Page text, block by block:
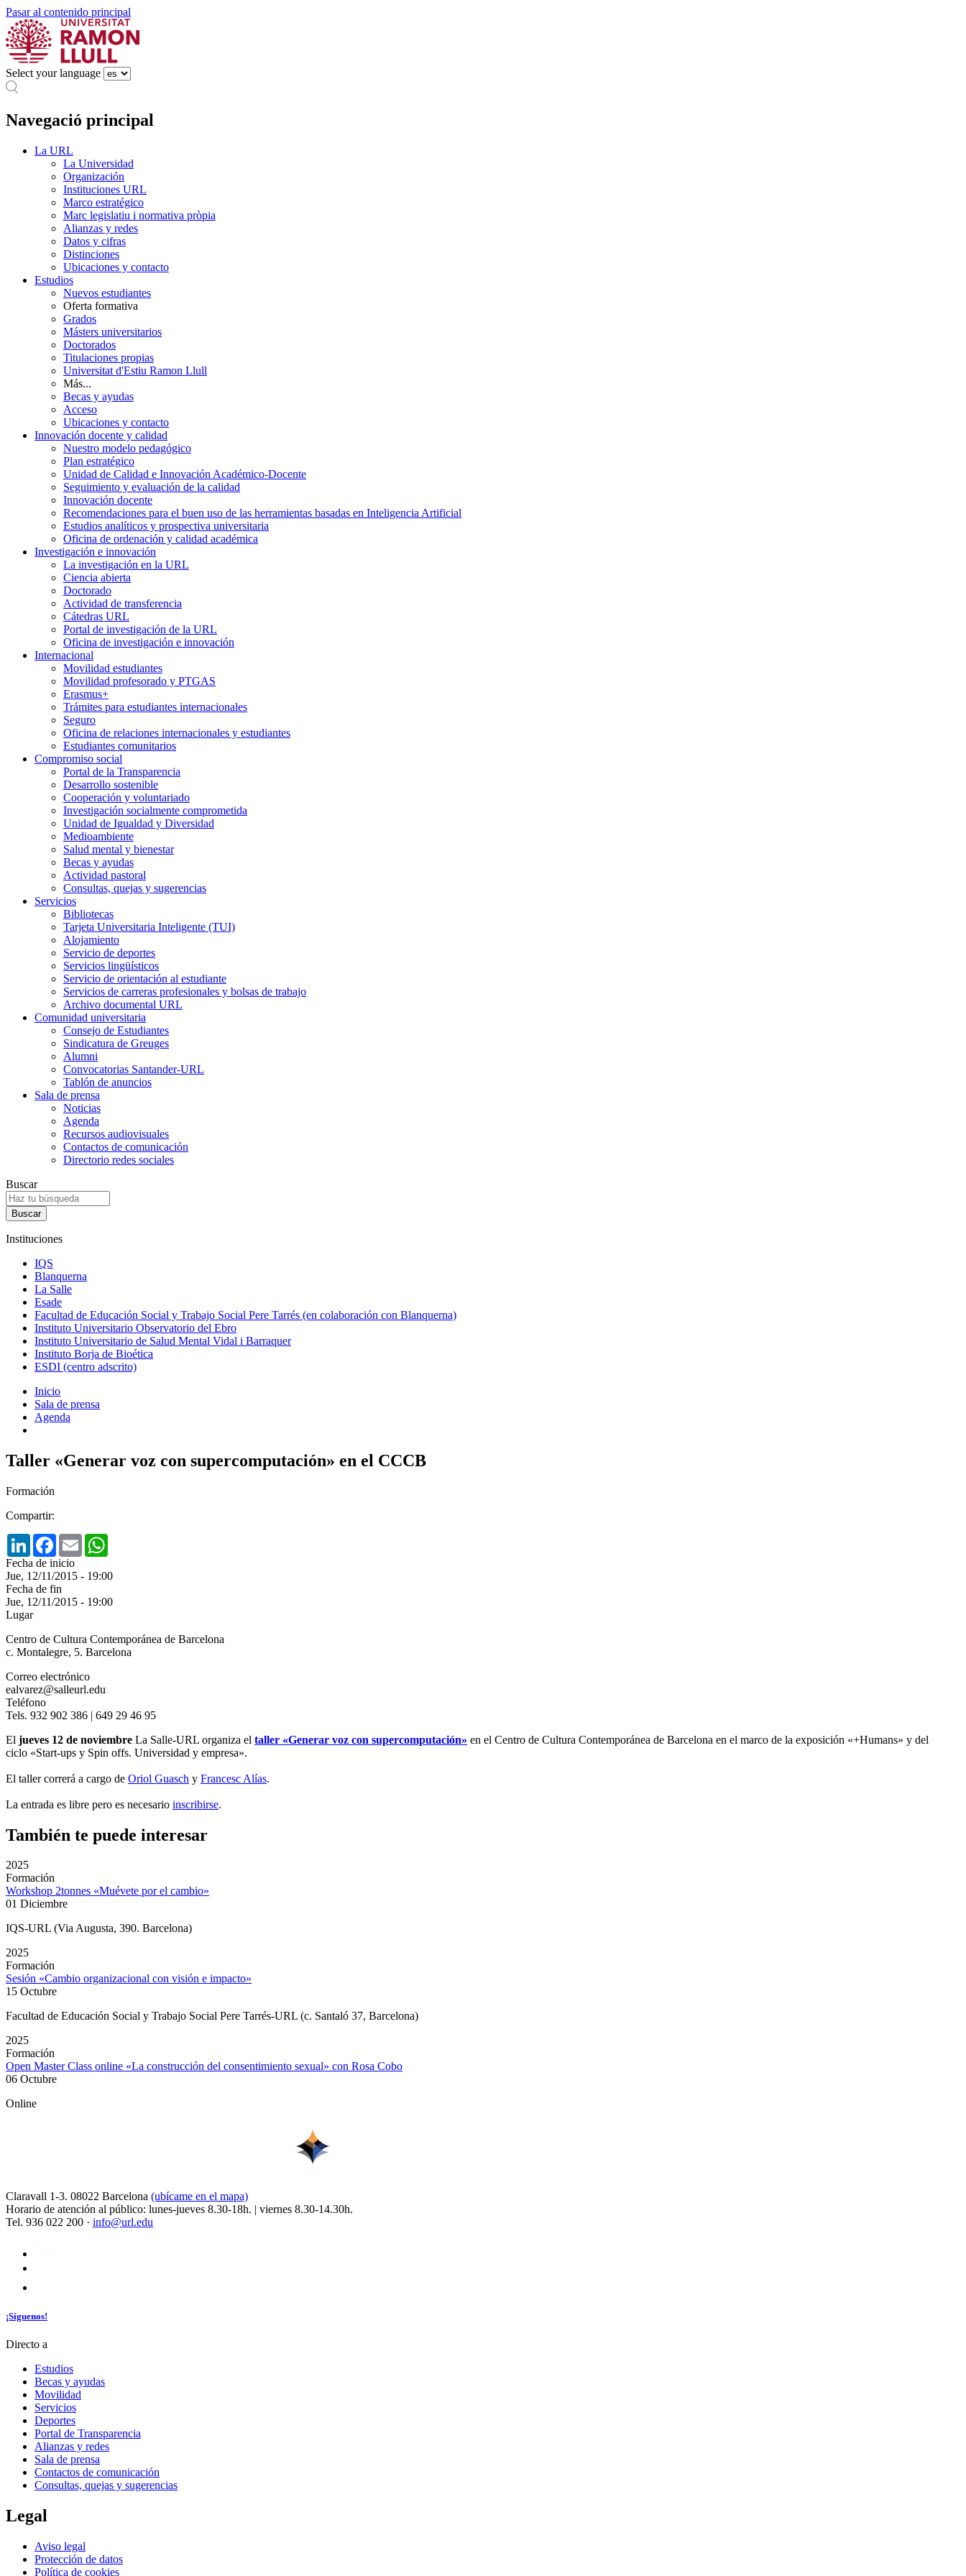
Pasar al contenido principal
Select your language
Navegació principal
La URL
La Universidad
Organización
Instituciones URL
Marco estratégico
Marc legislatiu i normativa pròpia
Alianzas y redes
Datos y cifras
Distinciones
Ubicaciones y contacto
Estudios
Nuevos estudiantes
Oferta formativa
Grados
Másters universitarios
Doctorados
Titulaciones propias
Universitat d'Estiu Ramon Llull
Más...
Becas y ayudas
Acceso
Ubicaciones y contacto
Innovación docente y calidad
Nuestro modelo pedagógico
Plan estratégico
Unidad de Calidad e Innovación Académico-Docente
Seguimiento y evaluación de la calidad
Innovación docente
Recomendaciones para el buen uso de las herramientas basadas en Inteligencia Artificial
Estudios analíticos y prospectiva universitaria
Oficina de ordenación y calidad académica
Investigación e innovación
La investigación en la URL
Ciencia abierta
Doctorado
Actividad de transferencia
Cátedras URL
Portal de investigación de la URL
Oficina de investigación e innovación
Internacional
Movilidad estudiantes
Movilidad profesorado y PTGAS
Erasmus+
Trámites para estudiantes internacionales
Seguro
Oficina de relaciones internacionales y estudiantes
Estudiantes comunitarios
Compromiso social
Portal de la Transparencia
Desarrollo sostenible
Cooperación y voluntariado
Investigación socialmente comprometida
Unidad de Igualdad y Diversidad
Medioambiente
Salud mental y bienestar
Becas y ayudas
Actividad pastoral
Consultas, quejas y sugerencias
Servicios
Bibliotecas
Tarjeta Universitaria Inteligente (TUI)
Alojamiento
Servicio de deportes
Servicios lingüísticos
Servicio de orientación al estudiante
Servicios de carreras profesionales y bolsas de trabajo
Archivo documental URL
Comunidad universitaria
Consejo de Estudiantes
Sindicatura de Greuges
Alumni
Convocatorias Santander-URL
Tablón de anuncios
Sala de prensa
Noticias
Agenda
Recursos audiovisuales
Contactos de comunicación
Directorio redes sociales
Buscar
Instituciones
IQS
Blanquerna
La Salle
Esade
Facultad de Educación Social y Trabajo Social Pere Tarrés (en colaboración con Blanquerna)
Instituto Universitario Observatorio del Ebro
Instituto Universitario de Salud Mental Vidal i Barraquer
Instituto Borja de Bioética
ESDI (centro adscrito)
Inicio
Sala de prensa
Agenda
Taller «Generar voz con supercomputación» en el CCCB
Formación
Compartir:
LinkedInFacebook
Email
Fecha de inicio
Jue, 12/11/2015 - 19:00
Fecha de fin
Jue, 12/11/2015 - 19:00
Lugar
Centro de Cultura Contemporánea de Barcelona
c. Montalegre, 5. Barcelona
Correo electrónico
ealvarez@salleurl.edu
Teléfono
Tels. 932 902 386 | 649 29 46 95
El jueves 12 de noviembre La Salle-URL organiza el taller «Generar voz con supercomputación» en el Centro de Cultura Contemporánea de Barcelona en el marco de la exposición «+Humans» y del
ciclo «Start-ups y Spin offs. Universidad y empresa».
El taller correrá a cargo de Oriol Guasch y Francesc Alías.
La entrada es libre pero es necesario inscribirse.
También te puede interesar
2025
Formación
Workshop 2tonnes «Muévete por el cambio»
01 Diciembre
IQS-URL (Via Augusta, 390. Barcelona)
2025
Formación
Sesión «Cambio organizacional con visión e impacto»
15 Octubre
Facultad de Educación Social y Trabajo Social Pere Tarrés-URL (c. Santaló 37, Barcelona)
2025
Formación
Open Master Class online «La construcción del consentimiento sexual» con Rosa Cobo
06 Octubre
Online
Claravall 1-3. 08022 Barcelona (ubícame en el mapa)
Horario de atención al público: lunes-jueves 8.30-18h. | viernes 8.30-14.30h.
Tel. 936 022 200 · info@url.edu
¡Síguenos!
Directo a
Estudios
Becas y ayudas
Movilidad
Servicios
Deportes
Portal de Transparencia
Alianzas y redes
Sala de prensa
Contactos de comunicación
Consultas, quejas y sugerencias
Legal
Aviso legal
Protección de datos
Política de cookies